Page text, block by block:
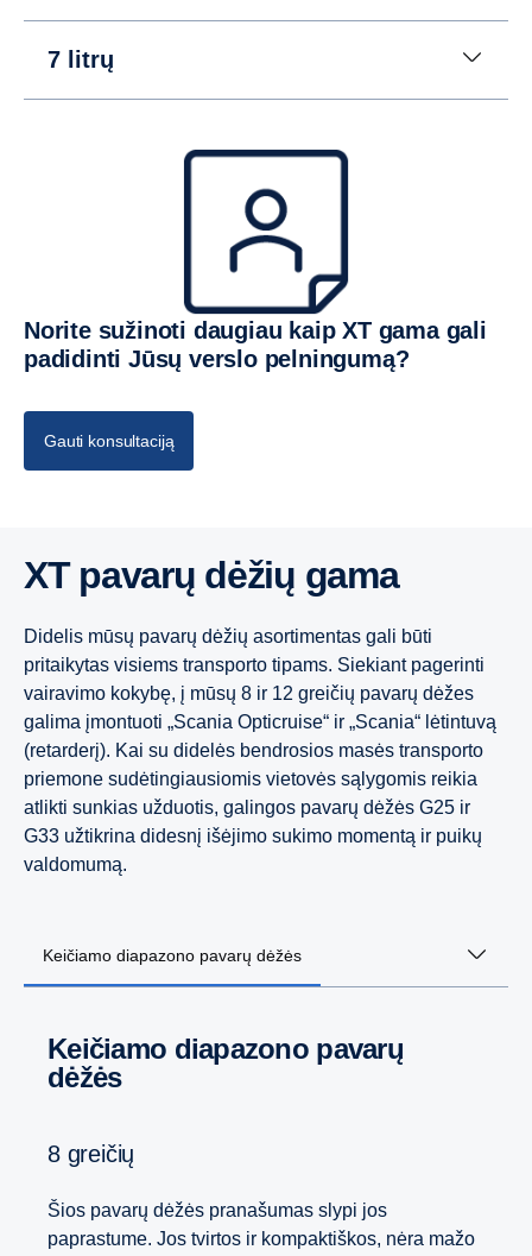
7 litrų
Norite sužinoti daugiau kaip XT gama gali
padidinti Jūsų verslo pelningumą?
Gauti konsultaciją
XT pavarų dėžių gama
Didelis mūsų pavarų dėžių asortimentas gali būti
pritaikytas visiems transporto tipams. Siekiant pagerinti
vairavimo kokybę, į mūsų 8 ir 12 greičių pavarų dėžes
galima įmontuoti „Scania Opticruise“ ir „Scania“ lėtintuvą
(retarderį). Kai su didelės bendrosios masės transporto
priemone sudėtingiausiomis vietovės sąlygomis reikia
atlikti sunkias užduotis, galingos pavarų dėžės G25 ir
G33 užtikrina didesnį išėjimo sukimo momentą ir puikų
valdomumą.
Keičiamo diapazono pavarų dėžės
Keičiamo diapazono pavarų
dėžės
8 greičių
Šios pavarų dėžės pranašumas slypi jos
paprastume. Jos tvirtos ir kompaktiškos, nėra mažo